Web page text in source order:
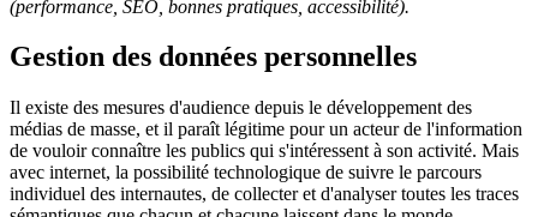
(performance, SEO, bonnes pratiques, accessibilité).
Gestion des données personnelles
Il existe des mesures d'audience depuis le développement des
médias de masse, et il paraît légitime pour un acteur de l'information
de vouloir connaître les publics qui s'intéressent à son activité. Mais
avec internet, la possibilité technologique de suivre le parcours
individuel des internautes, de collecter et d'analyser toutes les traces